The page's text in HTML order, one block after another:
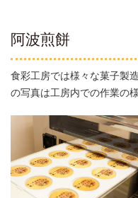
阿波煎餅
食彩工房では様々な菓子製
の写真は工房内での作業の